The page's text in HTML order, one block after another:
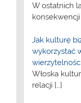
W ostatnich
konsekwencji
Jak kulturę
wykorzystać
Włoska
relacji […]